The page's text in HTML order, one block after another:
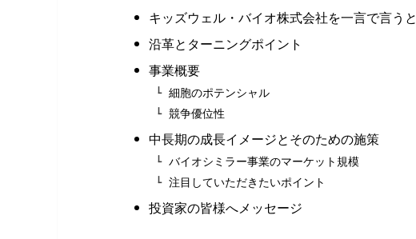
キッズウェル・バイオ株式会社を一言で言うと
沿革とターニングポイント
事業概要
細胞のポテンシャル
競争優位性
中長期の成長イメージとそのための施策
バイオシミラー事業のマーケット規模
注目していただきたいポイント
投資家の皆様へメッセージ